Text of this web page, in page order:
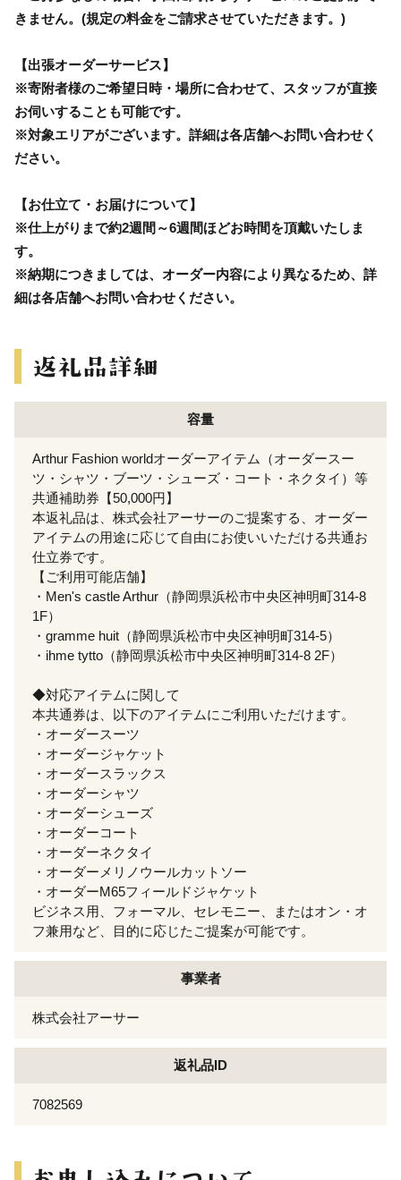
きません。(規定の料金をご請求させていただきます。)
【出張オーダーサービス】
※寄附者様のご希望日時・場所に合わせて、スタッフが直接
お伺いすることも可能です。
※対象エリアがございます。詳細は各店舗へお問い合わせく
ださい。
【お仕立て・お届けについて】
※仕上がりまで約2週間～6週間ほどお時間を頂戴いたしま
す。
※納期につきましては、オーダー内容により異なるため、詳
細は各店舗へお問い合わせください。
容量
Arthur Fashion worldオーダーアイテム（オーダースー
ツ・シャツ・ブーツ・シューズ・コート・ネクタイ）等
共通補助券【50,000円】
本返礼品は、株式会社アーサーのご提案する、オーダー
アイテムの用途に応じて自由にお使いいただける共通お
仕立券です。
【ご利用可能店舗】
・Men's castle Arthur（静岡県浜松市中央区神明町314-8
1F）
・gramme huit（静岡県浜松市中央区神明町314-5）
・ihme tytto（静岡県浜松市中央区神明町314-8 2F）
◆対応アイテムに関して
本共通券は、以下のアイテムにご利用いただけます。
・オーダースーツ
・オーダージャケット
・オーダースラックス
・オーダーシャツ
・オーダーシューズ
・オーダーコート
・オーダーネクタイ
・オーダーメリノウールカットソー
・オーダーM65フィールドジャケット
ビジネス用、フォーマル、セレモニー、またはオン・オ
フ兼用など、目的に応じたご提案が可能です。
事業者
株式会社アーサー
返礼品ID
7082569